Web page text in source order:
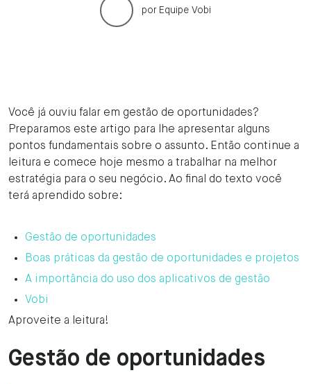
por Equipe Vobi
Você já ouviu falar em gestão de oportunidades?
Preparamos este artigo para lhe apresentar alguns
pontos fundamentais sobre o assunto. Então continue a
leitura e comece hoje mesmo a trabalhar na melhor
estratégia para o seu negócio. Ao final do texto você
terá aprendido sobre:
Gestão de oportunidades
Boas práticas da gestão de oportunidades e projetos
A importância do uso dos aplicativos de gestão
Vobi
Aproveite a leitura!
Gestão de oportunidades